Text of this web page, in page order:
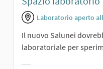
Laboratorio aperto
Il nuovo Salunei
laboratoriale per